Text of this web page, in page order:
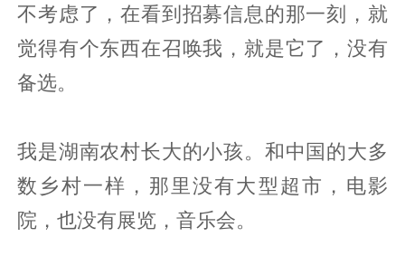
不考虑了，在看到招募信息的那一刻，就
觉得有个东西在召唤我，就是它了，没有
备选。
我是湖南农村长大的小孩。和中国的大多
数乡村一样，那里没有大型超市，电影
院，也没有展览，音乐会。